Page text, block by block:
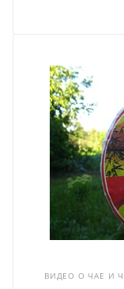
ВИДЕО О ЧАЕ И